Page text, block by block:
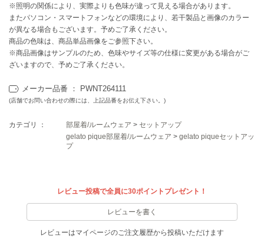
emmi
エミ
emmi atelier
エミ アトリエ
emmi yoga
エミヨガ
ETRÉ TOKYO
エトレトウキョウ
※照明の関係により、実際よりも色味が違って見える場合があります。
またパソコン・スマートフォンなどの環境により、若干製品と画像のカラー
が異なる場合もございます。予めご了承ください。
商品の色味は、商品単品画像をご参照下さい。
※商品画像はサンプルのため、色味やサイズ等の仕様に変更がある場合がご
ざいますので、予めご了承ください。
メーカー品番 ： PWNT264111
(店舗でお問い合わせの際には、上記品番をお伝え下さい。)
カテゴリ ： 部屋着/ルームウェア > セットアップ
gelato pique部屋着/ルームウェア > gelato piqueセットアッ
プ
レビュー投稿で全員に30ポイントプレゼント！
レビューを書く
レビューはマイページのご注文履歴から投稿いただけます